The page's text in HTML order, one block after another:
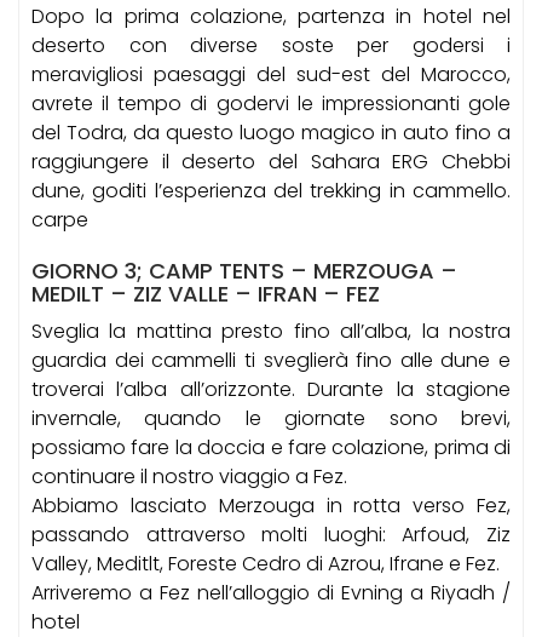
Dopo la prima colazione, partenza in hotel nel
deserto con diverse soste per godersi i
meravigliosi paesaggi del sud-est del Marocco,
avrete il tempo di godervi le impressionanti gole
del Todra, da questo luogo magico in auto fino a
raggiungere il deserto del Sahara ERG Chebbi
dune, goditi l’esperienza del trekking in cammello.
carpe
GIORNO 3; CAMP TENTS – MERZOUGA –
MEDILT – ZIZ VALLE – IFRAN – FEZ
Sveglia la mattina presto fino all’alba, la nostra
guardia dei cammelli ti sveglierà fino alle dune e
troverai l’alba all’orizzonte. Durante la stagione
invernale, quando le giornate sono brevi,
possiamo fare la doccia e fare colazione, prima di
continuare il nostro viaggio a Fez.
Abbiamo lasciato Merzouga in rotta verso Fez,
passando attraverso molti luoghi: Arfoud, Ziz
Valley, Meditlt, Foreste Cedro di Azrou, Ifrane e Fez.
Arriveremo a Fez nell’alloggio di Evning a Riyadh /
hotel